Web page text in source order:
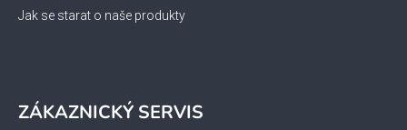
Jak se starat o naše produkty
ZÁKAZNICKÝ SERVIS